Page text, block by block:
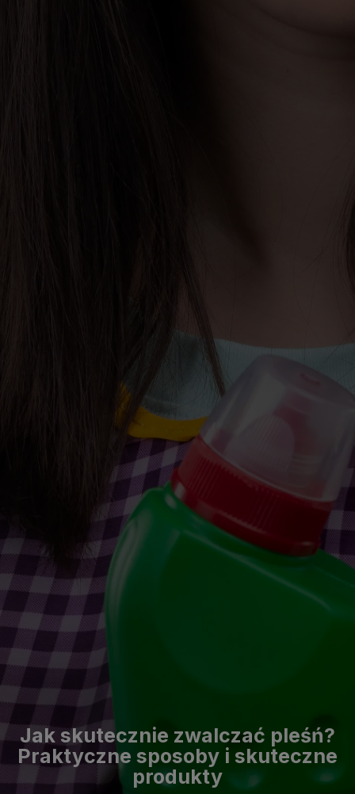
Jak skutecznie zwalczać pleśń?
Praktyczne sposoby i skuteczne
produkty